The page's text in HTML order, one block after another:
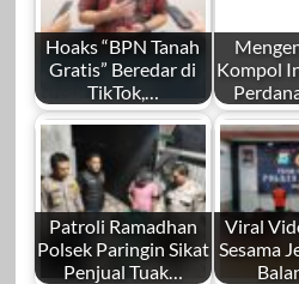
Hoaks “BPN Tanah
Gratis” Beredar di
TikTok,…
Kompol
Patroli Ramadhan
Polsek Paringin Sikat
Penjual Tuak…
Viral
Sesama